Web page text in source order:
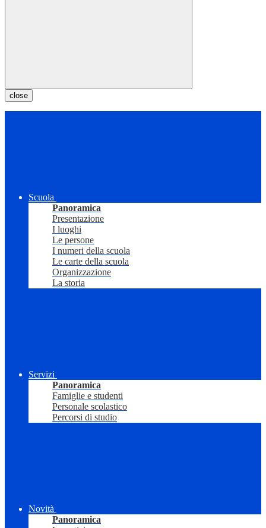
close
Scuola
Panoramica
Presentazione
I luoghi
Le persone
I numeri della scuola
Le carte della scuola
Organizzazione
La storia
Servizi
Panoramica
Famiglie e studenti
Personale scolastico
Percorsi di studio
Novità
Panoramica